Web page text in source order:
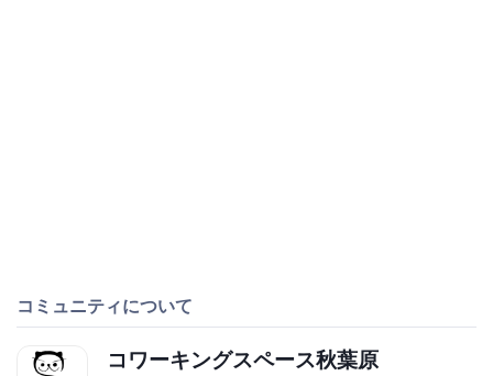
コミュニティについて
コワーキングスペース秋葉原